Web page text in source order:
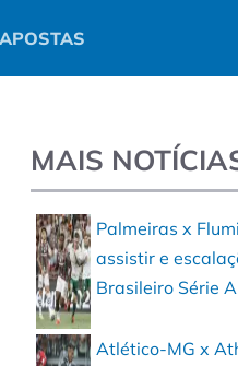
MAIS
Palmeiras x
assistir e
Brasileiro Série
Atlético-MG x